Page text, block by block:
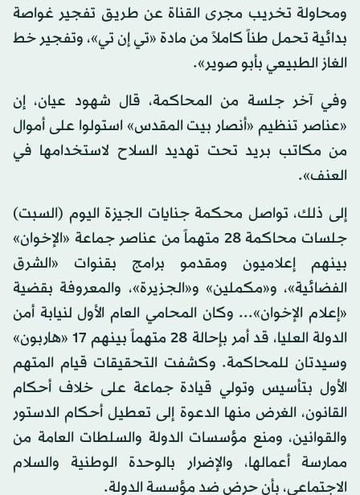
ومحاولة تخريب مجرى القناة عن طريق تفجير غواصة
بدائية تحمل طناً كاملاً من مادة «تي إن تي»، وتفجير خط
الغاز الطبيعي بأبو صوير».
وفي آخر جلسة من المحاكمة، قال شهود عيان، إن
«عناصر تنظيم «أنصار بيت المقدس» استولوا على أموال
من مكاتب بريد تحت تهديد السلاح لاستخدامها في
العنف».
إلى ذلك، تواصل محكمة جنايات الجيزة اليوم (السبت)
جلسات محاكمة 28 متهماً من عناصر جماعة «الإخوان»
بينهم إعلاميون ومقدمو برامج بقنوات «الشرق
الفضائية»، و«مكملين» و«الجزيرة»، والمعروفة بقضية
«إعلام الإخوان»... وكان المحامي العام الأول لنيابة أمن
الدولة العليا، قد أمر بإحالة 28 متهماً بينهم 17 «هاربون»
وسيدتان للمحاكمة. وكشفت التحقيقات قيام المتهم
الأول بتأسيس وتولي قيادة جماعة على خلاف أحكام
القانون، الغرض منها الدعوة إلى تعطيل أحكام الدستور
والقوانين، ومنع مؤسسات الدولة والسلطات العامة من
ممارسة أعمالها، والإضرار بالوحدة الوطنية والسلام
الاجتماعي، بأن حرض ضد مؤسسة الدولة.